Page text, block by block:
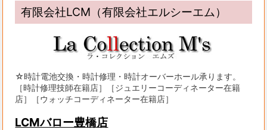
有限会社LCM（有限会社エルシーエム）
☆時計電池交換・時計修理・時計オーバーホール承ります。
［時計修理技師在籍店］［ジュエリーコーディネーター在籍
店］［ウォッチコーディネーター在籍店］
LCMバロー豊橋店